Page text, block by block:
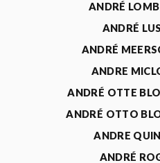
ANDRÉ
ANDRÉ
ANDRÉ
ANDRE
ANDRÉ OTTE
ANDRÉ OTTO
ANDRE
ANDRÉ